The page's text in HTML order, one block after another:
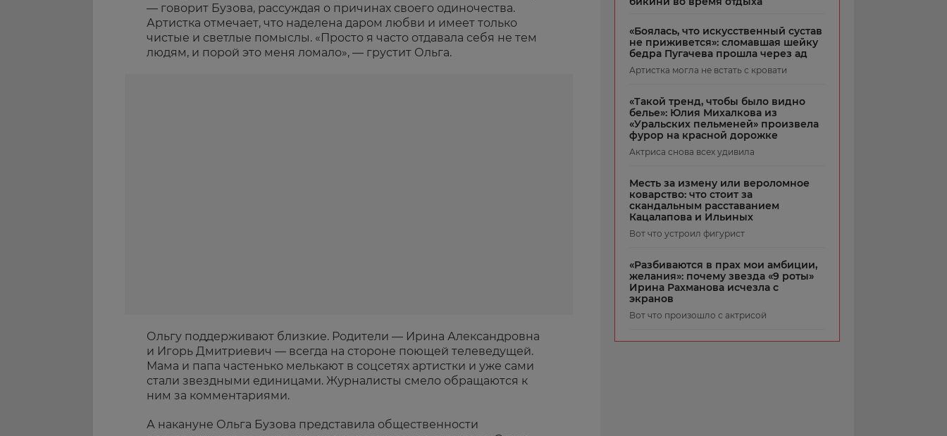
— говорит Бузова, рассуждая о причинах своего одиночества.
Артистка отмечает, что наделена даром любви и имеет только
чистые и светлые помыслы. «Просто я часто отдавала себя не тем
людям, и порой это меня ломало», — грустит Ольга.
Ольгу поддерживают близкие. Родители — Ирина Александровна
и Игорь Дмитриевич — всегда на стороне поющей телеведущей.
Мама и папа частенько мелькают в соцсетях артистки и уже сами
стали звездными единицами. Журналисты смело обращаются к
ним за комментариями.
А накануне Ольга Бузова представила общественности
«Боялась, что искусственный сустав
не приживется»: сломавшая шейку
бедра Пугачева прошла через ад
Артистка могла не встать с кровати
«Такой тренд, чтобы было видно
белье»: Юлия Михалкова из
«Уральских пельменей» произвела
фурор на красной дорожке
Актриса снова всех удивила
Месть за измену или вероломное
коварство: что стоит за
скандальным расставанием
Кацалапова и Ильиных
Вот что устроил фигурист
«Разбиваются в прах мои амбиции,
желания»: почему звезда «9 роты»
Ирина Рахманова исчезла с
экранов
Вот что произошло с актрисой